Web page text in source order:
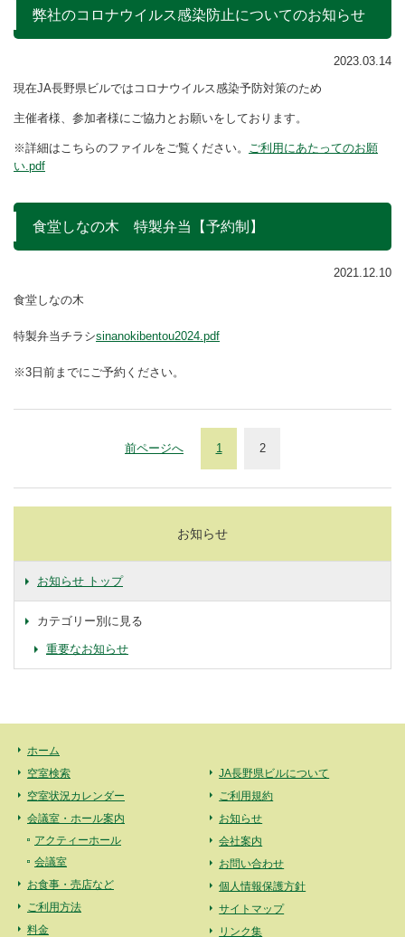
弊社のコロナウイルス感染防止についてのお知らせ
2023.03.14
現在JA長野県ビルではコロナウイルス感染予防対策のため
主催者様、参加者様にご協力とお願いをしております。
※詳細はこちらのファイルをご覧ください。 ご利用にあたってのお願
い.pdf
食堂しなの木 特製弁当【予約制】
2021.12.10
食堂しなの木
特製弁当チラシsinanokibentou2024.pdf
※3日前までにご予約ください。
前ページへ 1 2
お知らせ
お知らせ トップ
カテゴリー別に見る
重要なお知らせ
ホーム
空室検索
空室状況カレンダー
会議室・ホール案内
アクティーホール
会議室
お食事・売店など
ご利用方法
料金
JA長野県ビルについて
ご利用規約
お知らせ
会社案内
お問い合わせ
個人情報保護方針
サイトマップ
リンク集